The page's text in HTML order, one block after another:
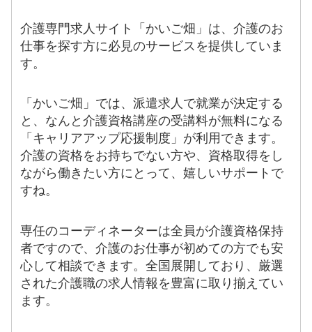
介護専門求人サイト「かいご畑」は、介護のお
仕事を探す方に必見のサービスを提供していま
す。
「かいご畑」では、派遣求人で就業が決定する
と、なんと介護資格講座の受講料が無料になる
「キャリアアップ応援制度」が利用できます。
介護の資格をお持ちでない方や、資格取得をし
ながら働きたい方にとって、嬉しいサポートで
すね。
専任のコーディネーターは全員が介護資格保持
者ですので、介護のお仕事が初めての方でも安
心して相談できます。全国展開しており、厳選
された介護職の求人情報を豊富に取り揃えてい
ます。